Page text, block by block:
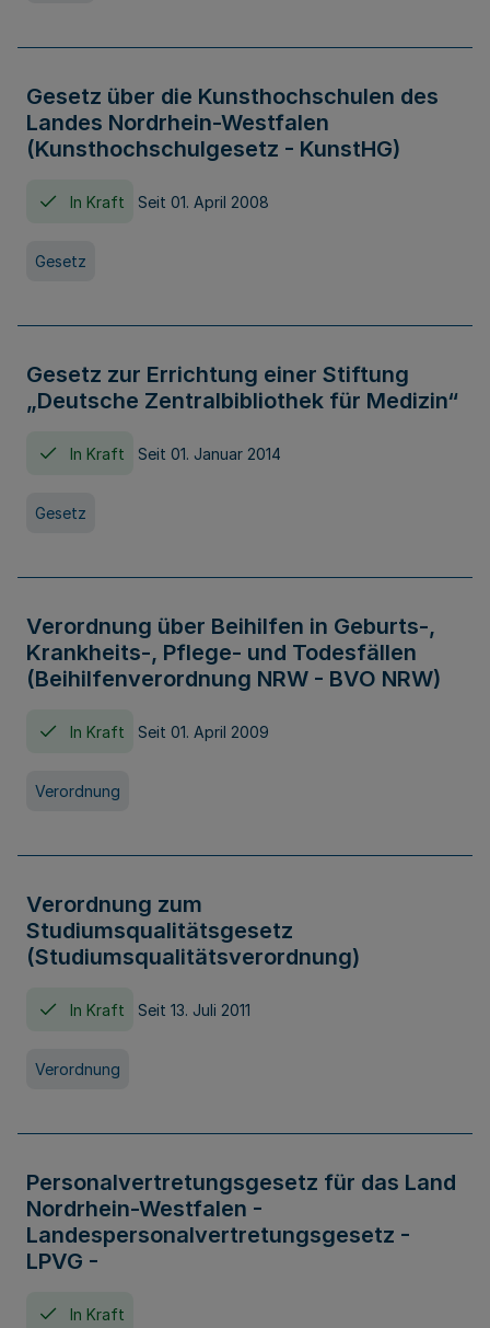
Gesetz über die Kunsthochschulen des
Landes Nordrhein-Westfalen
(Kunsthochschulgesetz - KunstHG)
In Kraft Seit 01. April 2008
Gesetz
Gesetz zur Errichtung einer Stiftung
„Deutsche Zentralbibliothek für Medizin“
In Kraft Seit 01. Januar 2014
Gesetz
Verordnung über Beihilfen in Geburts-,
Krankheits-, Pflege- und Todesfällen
(Beihilfenverordnung NRW - BVO NRW)
In Kraft Seit 01. April 2009
Verordnung
Verordnung zum
Studiumsqualitätsgesetz
(Studiumsqualitätsverordnung)
In Kraft Seit 13. Juli 2011
Verordnung
Personalvertretungsgesetz für das Land
Nordrhein-Westfalen -
Landespersonalvertretungsgesetz -
LPVG -
In Kraft